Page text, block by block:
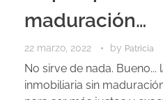
maduración…
22 marzo, 2022 by Patricia
No sirve de nada.
inmobiliaria sin